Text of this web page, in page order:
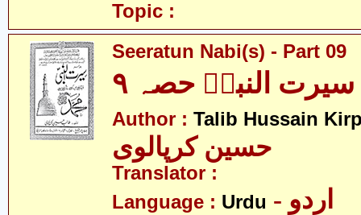
Topic :
Seeratun Nabi(s) - Part 09
سیرت النبیؐ حصہ ۹
Author : Talib Hussain
حسین کرپالوی
Translator :
Language : Urdu - اردو